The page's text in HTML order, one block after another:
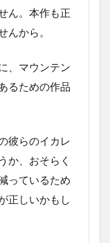
ん。本作も正
んから。
、マウンテン
るための作品
彼らのイカレ
か、おそらく
っているため
正しいかもし